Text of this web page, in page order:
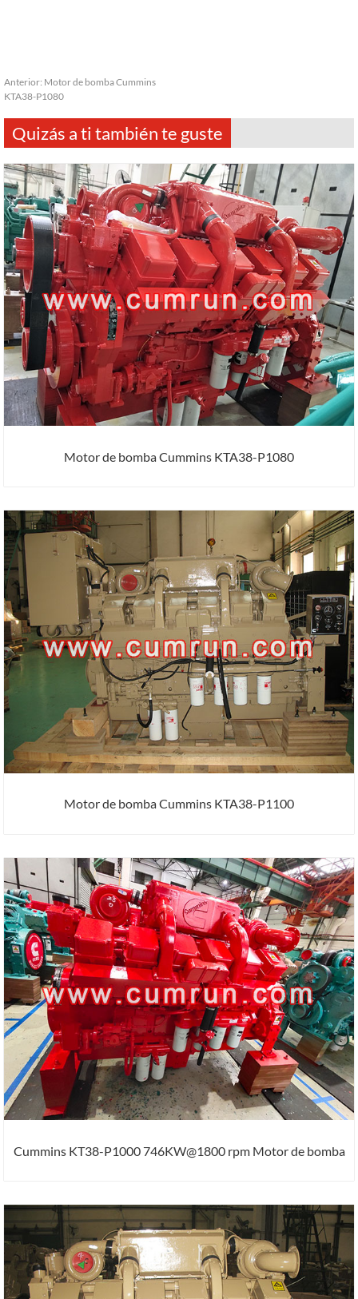
Anterior: Motor de bomba Cummins
KTA38-P1080
Quizás a ti también te guste
Motor de bomba Cummins KTA38-P1080
Motor de bomba Cummins KTA38-P1100
Cummins KT38-P1000 746KW@1800 rpm Motor de bomba